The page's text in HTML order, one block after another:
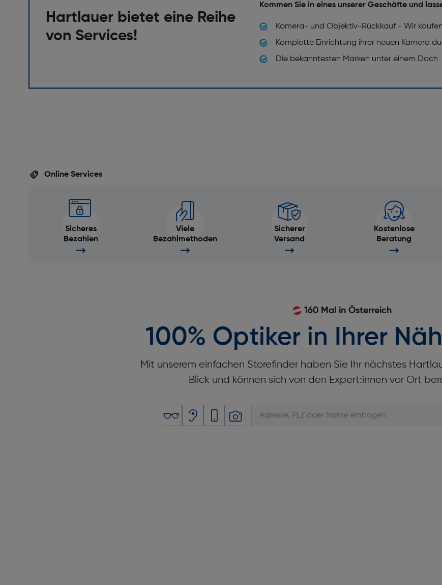
Hartlauer bietet eine Reihe
von Services!
Kommen Sie in eines unserer Geschäfte und
Kamera- und Objektiv-Rückkauf - Wir
Komplette Einrichtung ihrer neuen Kamera
Die bekanntesten Marken unter einem Dach
Online Services
Sicheres
Bezahlen
Viele
Bezahlmethoden
Sicherer
Versand
Kostenlose
Beratung
160 Mal in Österreich
100% Optiker in Ihrer
Mit unserem einfachen Storefinder haben Sie Ihr nächstes
Blick und können sich von den Expert:innen vor Ort